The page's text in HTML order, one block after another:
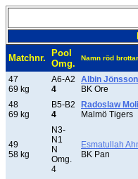
Matchnr.
Pool
Omg.
Namn röd
47
69 kg
A6-A2
4
Albin Jönsson
BK Ore
48
69 kg
B5-B2
4
Radoslaw
Malmö Tigers
49
58 kg
N3-
N1
N
Omg.
4
Esmatullah
BK Pan